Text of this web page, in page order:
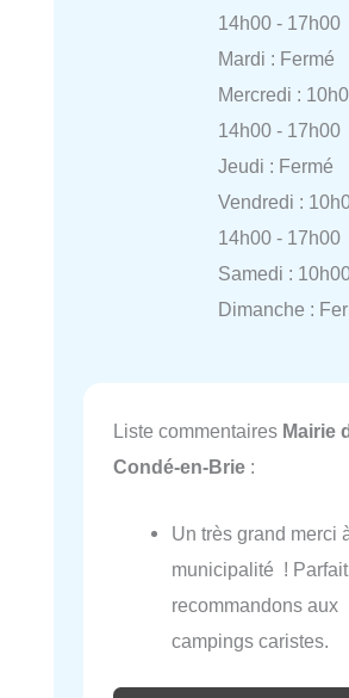
14h00 - 17h00
Mardi : Fermé
Mercredi :
14h00 - 17h00
Jeudi : Fermé
Vendredi :
14h00 - 17h00
Samedi :
Dimanche :
Liste commentaires Mairie
Condé-en-Brie :
Un très grand merci
municipalité !
recommandons aux
campings caristes.